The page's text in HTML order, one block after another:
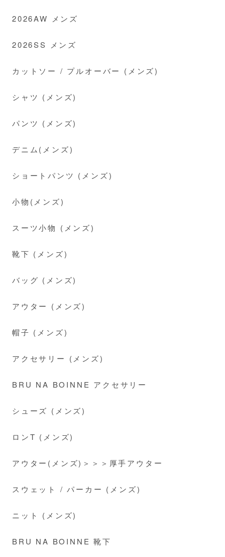
2026AW メンズ
2026SS メンズ
カットソー / プルオーバー (メンズ)
シャツ (メンズ)
パンツ (メンズ)
デニム(メンズ)
ショートパンツ (メンズ)
小物(メンズ)
スーツ小物 (メンズ)
靴下 (メンズ)
バッグ (メンズ)
アウター (メンズ)
帽子 (メンズ)
アクセサリー (メンズ)
BRU NA BOINNE アクセサリー
シューズ (メンズ)
ロンT (メンズ)
アウター(メンズ)＞＞＞厚手アウター
スウェット / パーカー (メンズ)
ニット (メンズ)
BRU NA BOINNE 靴下